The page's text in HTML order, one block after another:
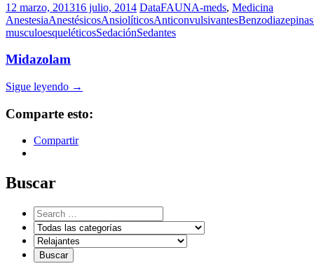
12 marzo, 201316 julio, 2014 DataFAUNA-meds, Medicina
AnestesiaAnestésicosAnsiolíticosAnticonvulsivantesBenzodiazepinas
musculoesqueléticosSedaciónSedantes
Midazolam
Sigue leyendo →
Comparte esto:
Compartir
Buscar